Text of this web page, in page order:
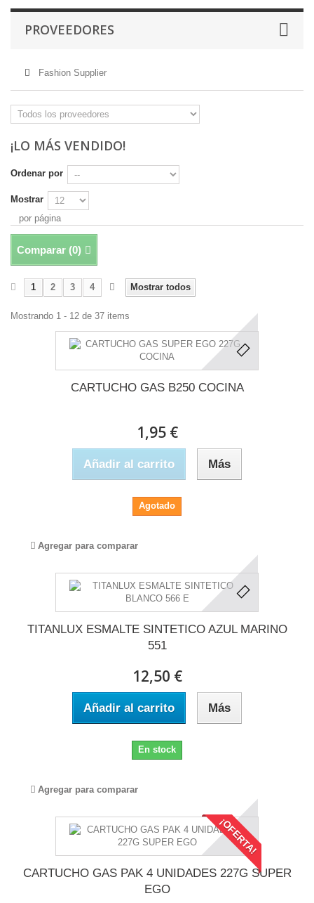
PROVEEDORES
Fashion Supplier
¡LO MÁS VENDIDO!
Ordenar por
Mostrar
por página
Comparar (0)
Mostrar todos
1 2 3 4
Mostrando 1 - 12 de 37 items
CARTUCHO GAS B250 COCINA
1,95 €
Añadir al carrito Más
Agotado
Agregar para comparar
TITANLUX ESMALTE SINTETICO AZUL MARINO
551
12,50 €
Añadir al carrito Más
En stock
Agregar para comparar
¡OFERTA!
CARTUCHO GAS PAK 4 UNIDADES 227G SUPER
EGO